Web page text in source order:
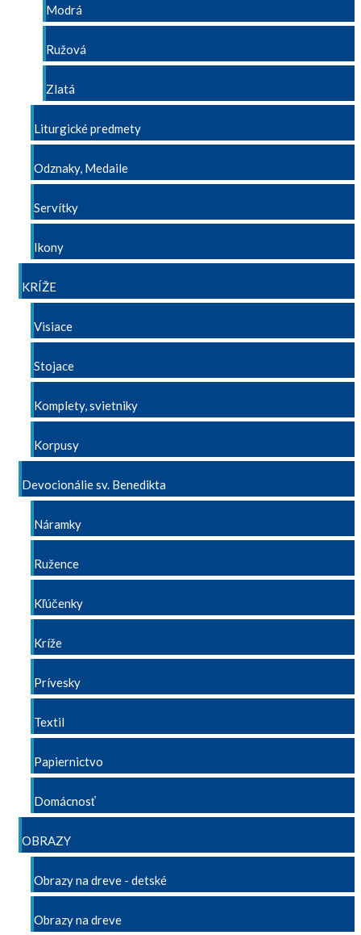
Modrá
Ružová
Zlatá
Liturgické predmety
Odznaky, Medaile
Servítky
Ikony
KRÍŽE
Visiace
Stojace
Komplety, svietniky
Korpusy
Devocionálie sv. Benedikta
Náramky
Ružence
Kľúčenky
Kríže
Prívesky
Textil
Papiernictvo
Domácnosť
OBRAZY
Obrazy na dreve - detské
Obrazy na dreve